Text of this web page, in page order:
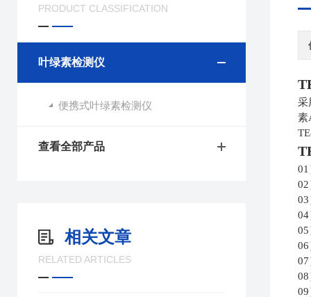
PRODUCT CLASSIFICATION
叶绿素检测仪
便携式叶绿素检测仪
查看全部产品
相关文章
RELATED ARTICLES
采
素